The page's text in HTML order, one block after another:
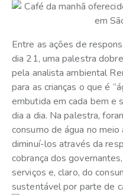
Entre as ações de
dia 21, uma palestra
pela analista ambiental
para as crianças o que é
embutida em cada bem e
dia a dia. Na palestra,
consumo de água no
diminuí-los através da
cobrança dos
serviços e, claro, do
sustentável por parte de